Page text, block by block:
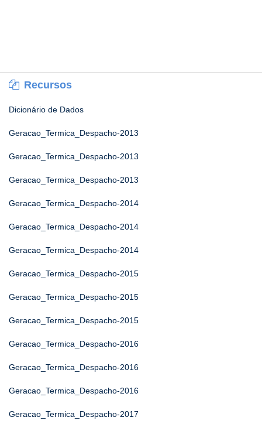
Recursos
Dicionário de Dados
Geracao_Termica_Despacho-2013
Geracao_Termica_Despacho-2013
Geracao_Termica_Despacho-2013
Geracao_Termica_Despacho-2014
Geracao_Termica_Despacho-2014
Geracao_Termica_Despacho-2014
Geracao_Termica_Despacho-2015
Geracao_Termica_Despacho-2015
Geracao_Termica_Despacho-2015
Geracao_Termica_Despacho-2016
Geracao_Termica_Despacho-2016
Geracao_Termica_Despacho-2016
Geracao_Termica_Despacho-2017